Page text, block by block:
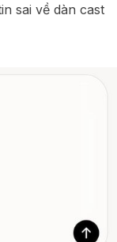
sai về dàn cast